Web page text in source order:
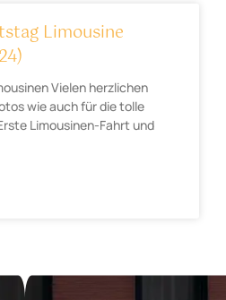
Limousine
Vielen herzlichen
wie auch für die tolle
Limousinen-Fahrt und